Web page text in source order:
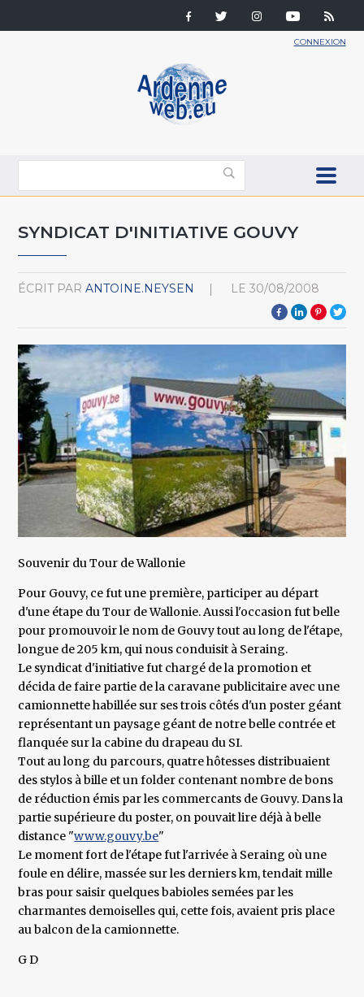
CONNEXION
SYNDICAT D'INITIATIVE GOUVY
ÉCRIT PAR ANTOINE.NEYSEN LE 30/08/2008
Souvenir du Tour de Wallonie
Pour Gouvy, ce fut une première, participer au départ
d'une étape du Tour de Wallonie. Aussi l'occasion fut belle
pour promouvoir le nom de Gouvy tout au long de l'étape,
longue de 205 km, qui nous conduisit à Seraing.
Le syndicat d'initiative fut chargé de la promotion et
décida de faire partie de la caravane publicitaire avec une
camionnette habillée sur ses trois côtés d'un poster géant
représentant un paysage géant de notre belle contrée et
flanquée sur la cabine du drapeau du SI.
Tout au long du parcours, quatre hôtesses distribuaient
des stylos à bille et un folder contenant nombre de bons
de réduction émis par les commercants de Gouvy. Dans la
partie supérieure du poster, on pouvait lire déjà à belle
distance "www.gouvy.be"
Le moment fort de l'étape fut l'arrivée à Seraing où une
foule en délire, massée sur les derniers km, tendait mille
bras pour saisir quelques babioles semées par les
charmantes demoiselles qui, cette fois, avaient pris place
au balcon de la camionnette.
G D